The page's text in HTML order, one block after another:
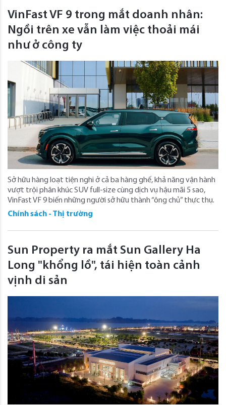
VinFast VF 9 trong mắt doanh nhân:
Ngồi trên xe vẫn làm việc thoải mái
như ở công ty
Sở hữu hàng loạt tiện nghi ở cả ba hàng ghế, khả năng vận hành
vượt trội phân khúc SUV full-size cùng dịch vụ hậu mãi 5 sao,
VinFast VF 9 biến những người sở hữu thành “ông chủ” thực thụ.
Chính sách - Thị trường
Sun Property ra mắt Sun Gallery Ha
Long "khổng lồ", tái hiện toàn cảnh
vịnh di sản